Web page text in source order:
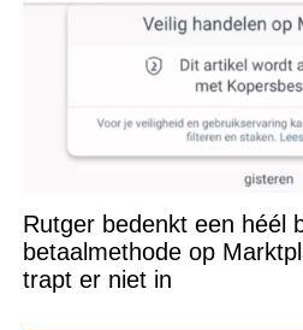
Rutger bedenkt een héél
betaalmethode op
trapt er niet in